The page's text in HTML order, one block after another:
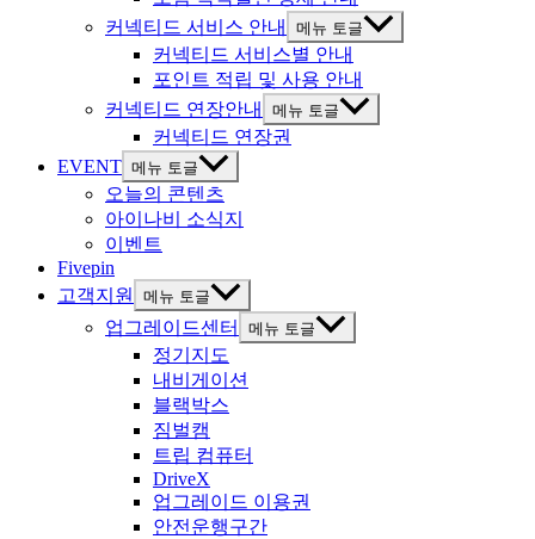
커넥티드 서비스 안내
메뉴 토글
커넥티드 서비스별 안내
포인트 적립 및 사용 안내
커넥티드 연장안내
메뉴 토글
커넥티드 연장권
EVENT 메뉴 토글
오늘의 콘텐츠
아이나비 소식지
이벤트
Fivepin
고객지원
메뉴 토글
업그레이드센터 메뉴 토글
정기지도
내비게이션
블랙박스
짐벌캠
트립 컴퓨터
DriveX
업그레이드 이용권
안전운행구간